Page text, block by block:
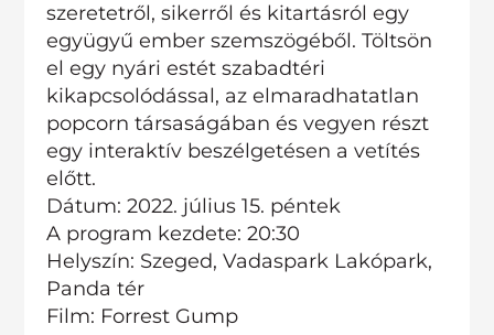
szeretetről, sikerről és kitartásról egy
együgyű ember szemszögéből. Töltsön
el egy nyári estét szabadtéri
kikapcsolódással, az elmaradhatatlan
popcorn társaságában és vegyen részt
egy interaktív beszélgetésen a vetítés
előtt.
Dátum: 2022. július 15. péntek
A program kezdete: 20:30
Helyszín: Szeged, Vadaspark Lakópark,
Panda tér
Film: Forrest Gump